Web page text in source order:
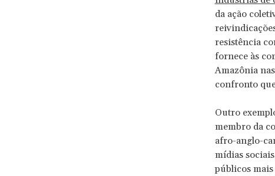
da ação
resistência
fornece às
Amazônia
confronto
Outro
membro da
afro-anglo-
mídias
públicos